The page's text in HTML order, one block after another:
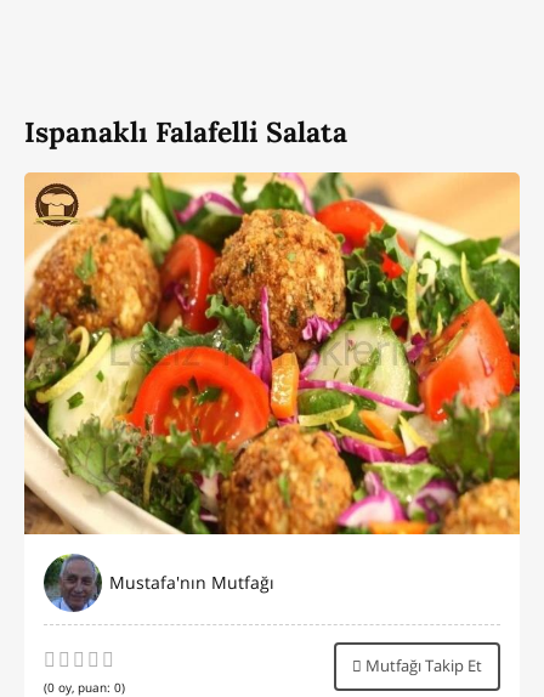
Ispanaklı Falafelli Salata
Mustafa'nın Mutfağı
(0 oy, puan: 0)
Mutfağı Takip Et